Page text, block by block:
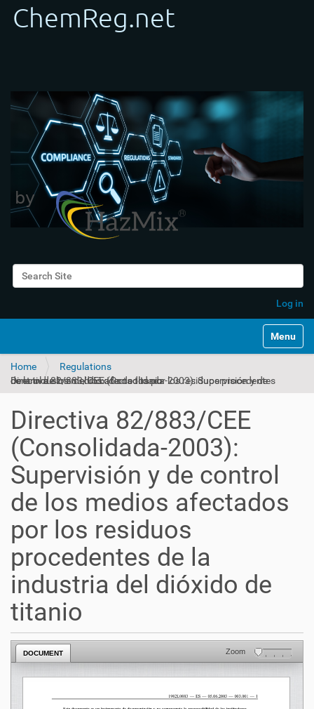
Search Site
Log in
Toggle
Home
Regulations
Directiva 82/883/CEE (Consolidada-2003): Supervisión y de control de los medios afectados por los residuos procedentes de la industria del dióxido de titanio
Directiva 82/883/CEE
(Consolidada-2003):
Supervisión y de control
de los medios afectados
por los residuos
procedentes de la
industria del dióxido de
titanio
DOCUMENT Zoom